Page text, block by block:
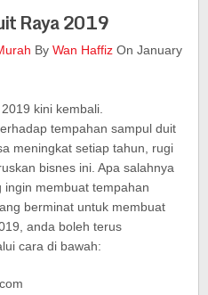
Raya 2019
ByWan Haffiz On January
kini kembali.
tempahan sampul duit
meningkat setiap tahun, rugi
bisnes ini. Apa salahnya
membuat tempahan
berminat untuk membuat
anda boleh terus
cara di bawah: